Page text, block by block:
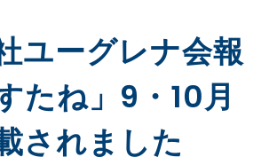
ユーグレナ会報
たね」9・10月
されました